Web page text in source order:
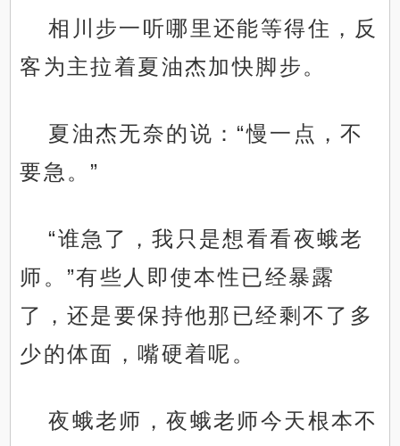
相川步一听哪里还能等得住，反
客为主拉着夏油杰加快脚步。
夏油杰无奈的说：“慢一点，不
要急。”
“谁急了，我只是想看看夜蛾老
师。”有些人即使本性已经暴露
了，还是要保持他那已经剩不了多
少的体面，嘴硬着呢。
夜蛾老师，夜蛾老师今天根本不